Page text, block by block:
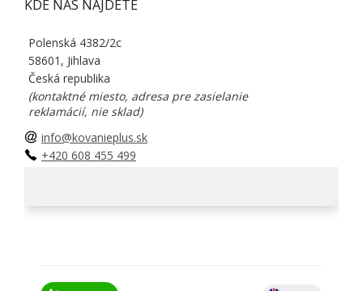
KDE NÁS NÁJDETE
Polenská 4382/2c
58601, Jihlava
Česká republika
(kontaktné miesto, adresa pre zasielanie
reklamácií, nie sklad)
info@kovanieplus.sk
+420 608 455 499